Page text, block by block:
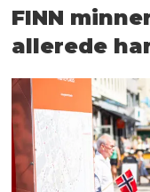
FINN
allerede